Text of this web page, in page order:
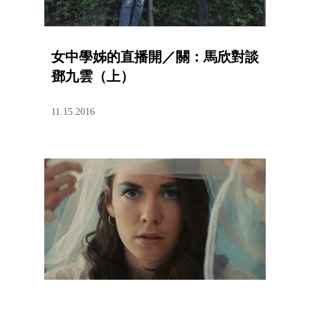
女中學姊的直播開／關：馬欣對談
鄧九雲（上）
11.15.2016